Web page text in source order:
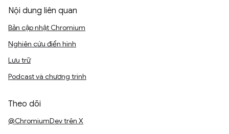
Nội dung liên quan
Bản cập nhật Chromium
Nghiên cứu điển hình
Lưu trữ
Podcast và chương trình
Theo dõi
@ChromiumDev trên X